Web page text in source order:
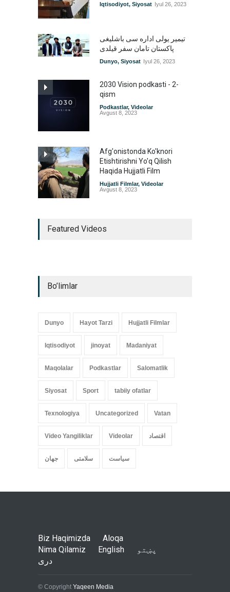
Iqtisodiyot, Siyosat Iyul 26, 2023
تیمیر یولی اداره سی باشلیغی
پاکستان تامان سفر قیلدی
Dunyo, Siyosat Iyul 26, 2023
2030 Vision podkasti - 2-
qism
Podkastlar, Videolar
Avgust 8, 2023
Afg'onistonda Ko'knori
Etishtirishni Yo'q Qilish
Haqida Hujjatli Film
Hujjatli Filmlar, Videolar
Avgust 8, 2023
Featured Videos
Bo’limlar
Dunyo Hayot Tarzi Hujjatli Filmlar
Iqtisodiyot jinoyat Madaniyat
Maqolalar Podkastlar Salomatlik
Siyosat Sport tabiiy ofatlar
Texnologiya Uncategorized Vatan
Video Yangiliklar Videolar اقتصاد
جهان سلامتی سیاست
Biz Haqimizda
Aloqa
Nima Qilamiz
English
پښتو
دری
© Copyright Yaqeen Media